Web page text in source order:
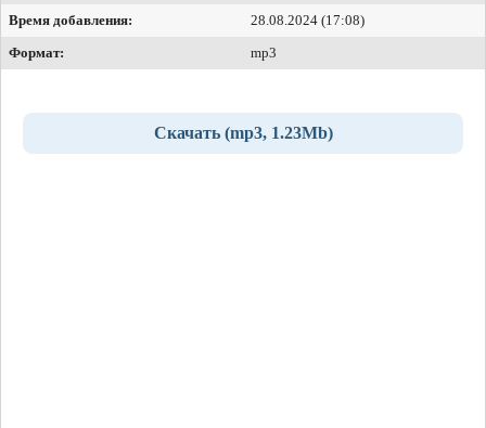
Время добавления:
28.08.2024 (17:08)
Формат:
mp3
Скачать (mp3, 1.23Mb)